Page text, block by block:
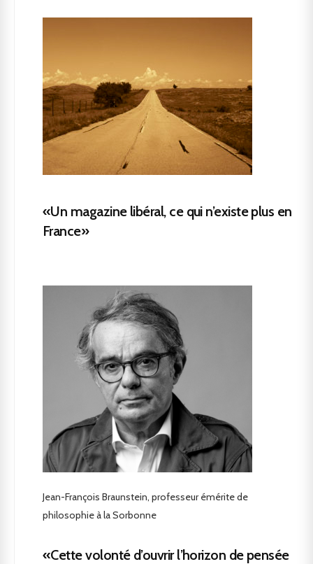
«Un magazine libéral, ce qui n’existe plus en
France»
Jean-François Braunstein, professeur émérite de
philosophie à la Sorbonne
«Cette volonté d’ouvrir l’horizon de pensée